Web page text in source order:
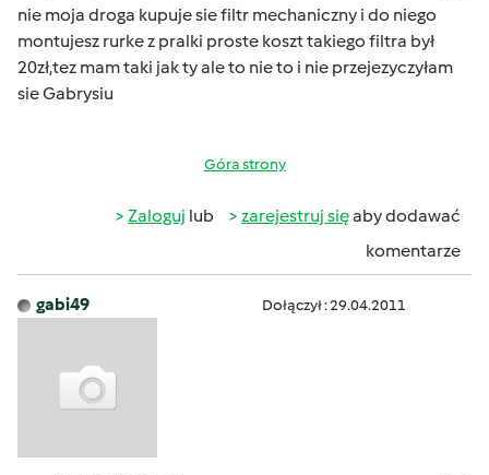
nie moja droga kupuje sie filtr mechaniczny i do niego
montujesz rurke z pralki proste koszt takiego filtra był
20zł,tez mam taki jak ty ale to nie to i nie przejezyczyłam
sie Gabrysiu
Góra strony
Zaloguj lub zarejestruj sięaby dodawać
komentarze
gabi49 Dołączył : 29.04.2011